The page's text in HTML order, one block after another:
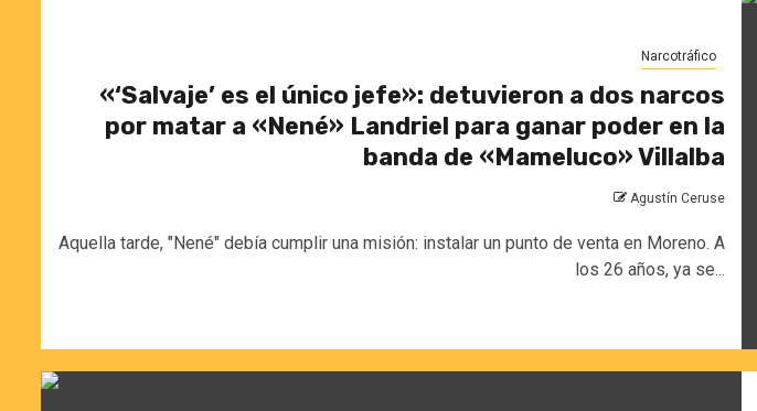
Narcotráfico
«‘Salvaje’ es el único jefe»: detuvieron a dos narcos
por matar a «Nené» Landriel para ganar poder en la
banda de «Mameluco» Villalba
Agustín Ceruse
Aquella tarde, "Nené" debía cumplir una misión: instalar un punto de venta en Moreno. A
los 26 años, ya se...